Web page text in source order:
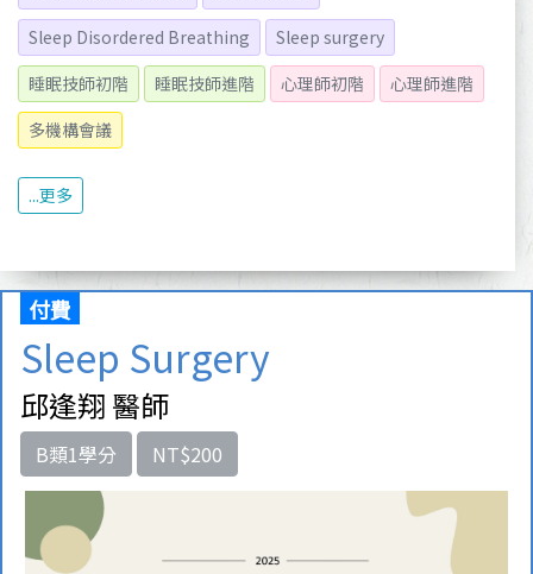
Sleep Disordered Breathing
Sleep surgery
睡眠技師初階
睡眠技師進階 心理師初階
心理師進階
多機構會議
...更多
付費
Sleep Surgery
邱逢翔 醫師
B類1學分 NT$200